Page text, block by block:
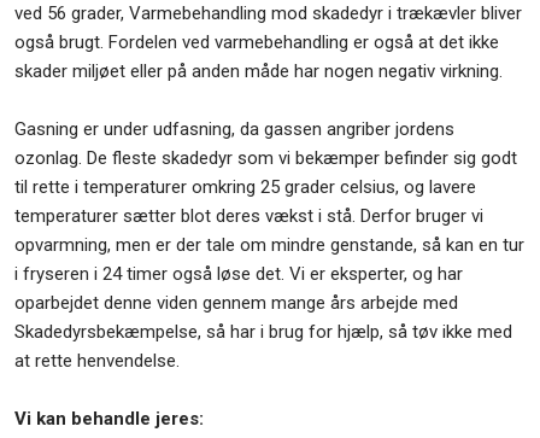
ved 56 grader, Varmebehandling mod skadedyr i trækævler bliver
også brugt. Fordelen ved varmebehandling er også at det ikke
skader miljøet eller på anden måde har nogen negativ virkning.
​Gasning er under udfasning, da gassen angriber jordens
ozonlag. De fleste skadedyr som vi bekæmper befinder sig godt
til rette i temperaturer omkring 25 grader celsius, og lavere
temperaturer sætter blot deres vækst i stå. Derfor bruger vi
opvarmning, men er der tale om mindre genstande, så kan en tur
i fryseren i 24 timer også løse det. Vi er eksperter, og har
oparbejdet denne viden gennem mange års arbejde med
Skadedyrsbekæmpelse, så har i brug for hjælp, så tøv ikke med
at rette henvendelse.
Vi kan behandle jeres: